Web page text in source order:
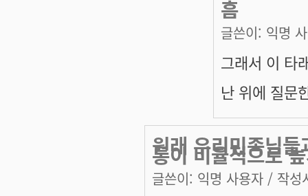
흠
글쓴이: 익명
그래서 이 타
난 위에 질문
원래 우리민족님
통이 비율적으로
글쓴이: 익명 사용자 / 작성